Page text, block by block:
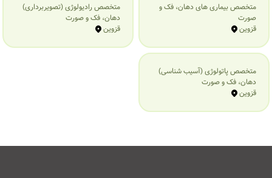
متخصص بیماری‌ های دهان، فک و
صورت
قزوین
متخصص رادیولوژی (تصویربرداری)
دهان، فک و صورت
قزوین
متخصص پاتولوژی (آسیب شناسی)
دهان، فک و صورت
قزوین